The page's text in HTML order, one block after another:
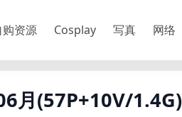
购资源 Cosplay 写真 网络
月(57P+10V/1.4G)